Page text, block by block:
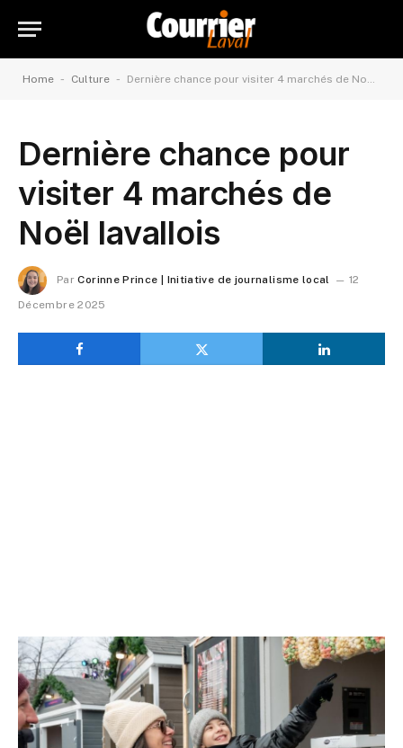
Home - Culture - Dernière chance pour visiter 4 marchés de Noël lavallois
Dernière chance pour
visiter 4 marchés de
Noël lavallois
Par Corinne Prince | Initiative de journalisme local
12
Décembre 2025